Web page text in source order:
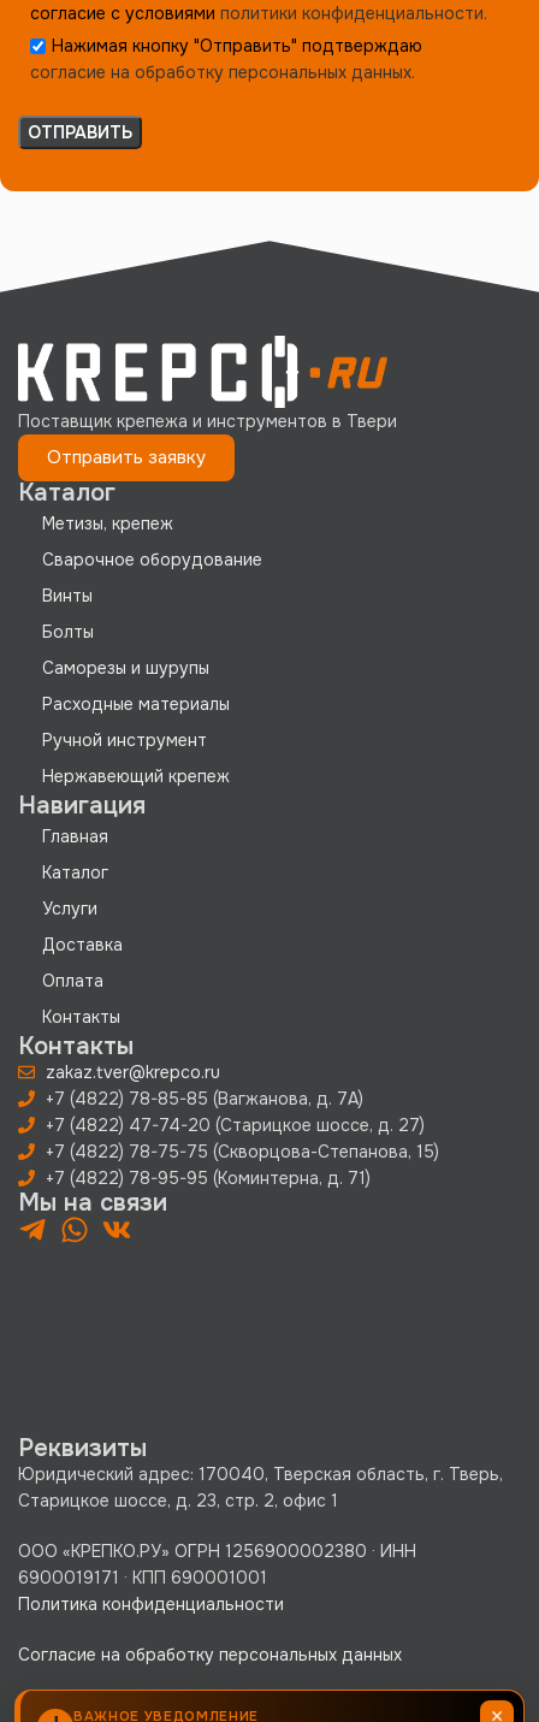
согласие с условиями политики конфиденциальности.
Нажимая кнопку "Отправить" подтверждаю
согласие на обработку персональных данных.
Поставщик крепежа и инструментов в Твери
Отправить заявку
Каталог
Метизы, крепеж
Сварочное оборудование
Винты
Болты
Саморезы и шурупы
Расходные материалы
Ручной инструмент
Нержавеющий крепеж
Навигация
Главная
Каталог
Услуги
Доставка
Оплата
Контакты
Контакты
zakaz.tver@krepco.ru
+7 (4822) 78-85-85 (Вагжанова, д. 7А)
+7 (4822) 47-74-20 (Старицкое шоссе, д. 27)
+7 (4822) 78-75-75 (Скворцова-Степанова, 15)
+7 (4822) 78-95-95 (Коминтерна, д. 71)
Мы на связи
Реквизиты
Юридический адрес: 170040, Тверская область, г. Тверь,
Старицкое шоссе, д. 23, стр. 2, офис 1
ООО «КРЕПКО.РУ» ОГРН 1256900002380 · ИНН
6900019171 · КПП 690001001
Политика конфиденциальности
Согласие на обработку персональных данных
ВАЖНОЕ УВЕДОМЛЕНИЕ